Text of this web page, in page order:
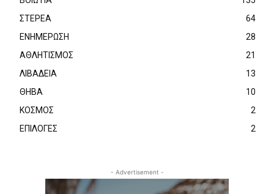
ΣΤΕΡΕΑ
64
ΕΝΗΜΕΡΩΣΗ
28
ΑΘΛΗΤΙΣΜΟΣ
21
ΛΙΒΑΔΕΙΑ
13
ΘΗΒΑ
10
ΚΟΣΜΟΣ
2
ΕΠΙΛΟΓΕΣ
2
- Advertisement -